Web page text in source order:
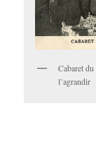
Cabaret
l’agrandir